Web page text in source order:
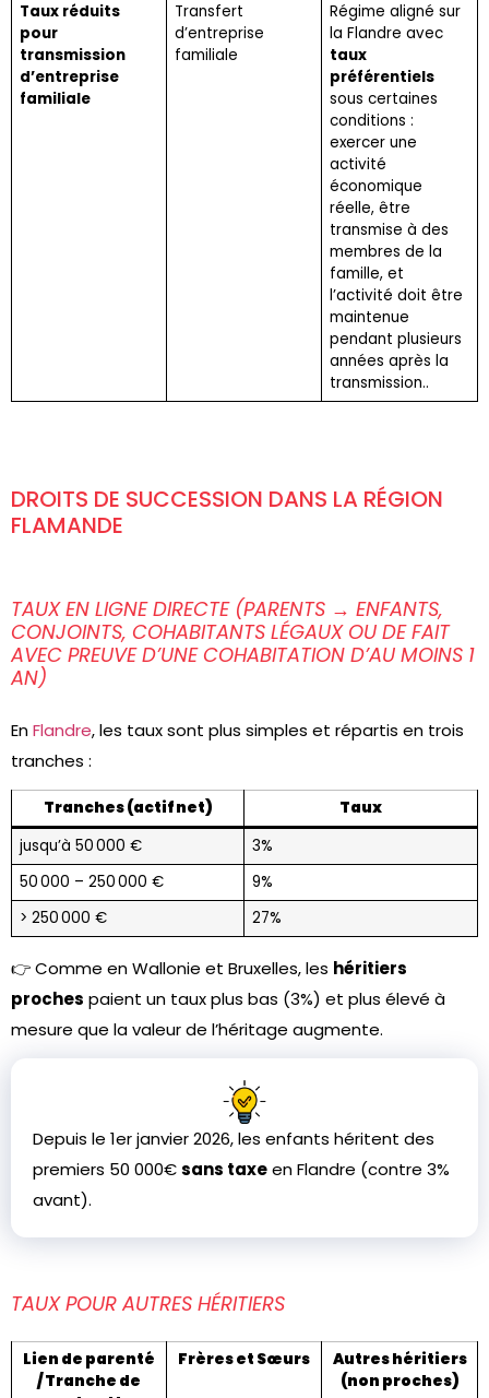
Taux réduits
pour
transmission
d’entreprise
familiale
Transfert
d’entreprise
familiale
Régime aligné sur
la Flandre avec
taux
préférentiels
sous certaines
conditions :
exercer une
activité
économique
réelle, être
transmise à des
membres de la
famille, et
l’activité doit être
maintenue
pendant plusieurs
années après la
transmission..
DROITS DE SUCCESSION DANS LA RÉGION
FLAMANDE
TAUX EN LIGNE DIRECTE (PARENTS → ENFANTS,
CONJOINTS, COHABITANTS LÉGAUX OU DE FAIT
AVEC PREUVE D’UNE COHABITATION D’AU MOINS 1
AN)
EnFlandre, les taux sont plus simples et répartis en trois
tranches :
Tranches (actif net)
Taux
jusqu’à 50 000 €
3%
50 000 – 250 000 €
9%
> 250 000 €
27%
👉 Comme en Wallonie et Bruxelles, les héritiers
proches paient un taux plus bas (3%) et plus élevé à
mesure que la valeur de l’héritage augmente.
Depuis le 1er janvier 2026, les enfants héritent des
premiers 50 000€sans taxeen Flandre (contre 3%
avant).
TAUX POUR AUTRES HÉRITIERS
Lien de parenté
/ Tranche de
Frères et Sœurs
Autres héritiers
(non proches)